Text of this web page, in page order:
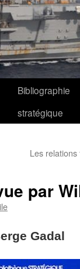
Bibliographie
stratégique
Les
par
Gadal